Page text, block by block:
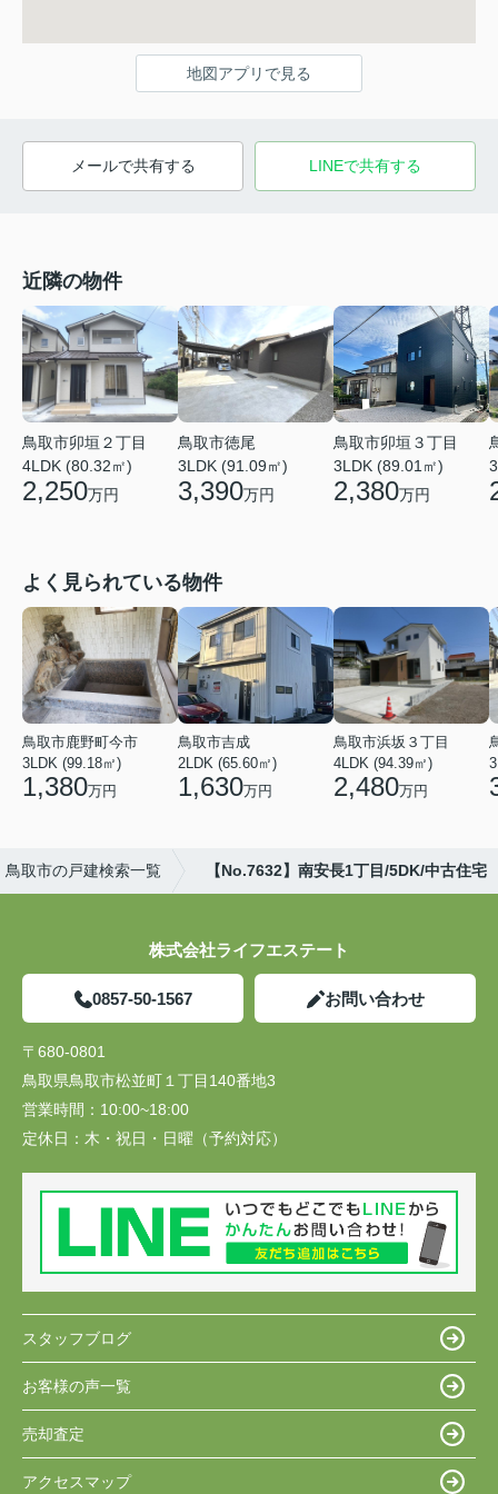
地図アプリで見る
メールで共有する LINEで共有する
近隣の物件
鳥取市卯垣２丁目
4LDK (80.32㎡)
2,250万円
鳥取市徳尾
3LDK (91.09㎡)
3,390万円
鳥取市卯垣３丁目
3LDK (89.01㎡)
2,380万円
よく見られている物件
鳥取市鹿野町今市
3LDK (99.18㎡)
1,380万円
鳥取市吉成
2LDK (65.60㎡)
1,630万円
鳥取市浜坂３丁目
4LDK (94.39㎡)
2,480万円
鳥取市の戸建検索一覧 【No.7632】南安長1丁目/5DK/中古住宅
株式会社ライフエステート
0857-50-1567 お問い合わせ
〒680-0801
鳥取県鳥取市松並町１丁目140番地3
営業時間： 10:00~18:00
定休日： 木・祝日・日曜（予約対応）
スタッフブログ
お客様の声一覧
売却査定
アクセスマップ